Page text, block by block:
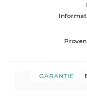
GARANTIE